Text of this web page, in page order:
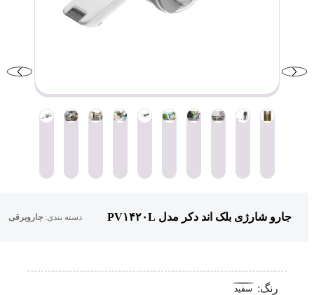
جارو شارژی بلک اند دکر مدل PV۱۴۲۰L دسته بندی:جاروبرقی
رنگ: سفید